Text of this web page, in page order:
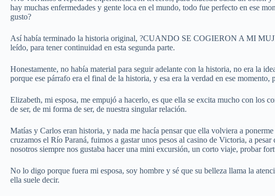
hay muchas enfermedades y gente loca en el mundo, todo fue perfecto en ese
gusto?
Así había terminado la historia original, ?CUANDO SE COGIERON A MI
leído, para tener continuidad en esta segunda parte.
Honestamente, no había material para seguir adelante con la historia, no era la
porque ese párrafo era el final de la historia, y esa era la verdad en ese momento,
Elizabeth, mi esposa, me empujó a hacerlo, es que ella se excita mucho con los
de ser, de mi forma de ser, de nuestra singular relación.
Matías y Carlos eran historia, y nada me hacía pensar que ella volviera a
cruzamos el Río Paraná, fuimos a gastar unos pesos al casino de Victoria, a
nosotros siempre nos gustaba hacer una mini excursión, un corto viaje, probar
No lo digo porque fuera mi esposa, soy hombre y sé que su belleza llama la
ella suele decir.